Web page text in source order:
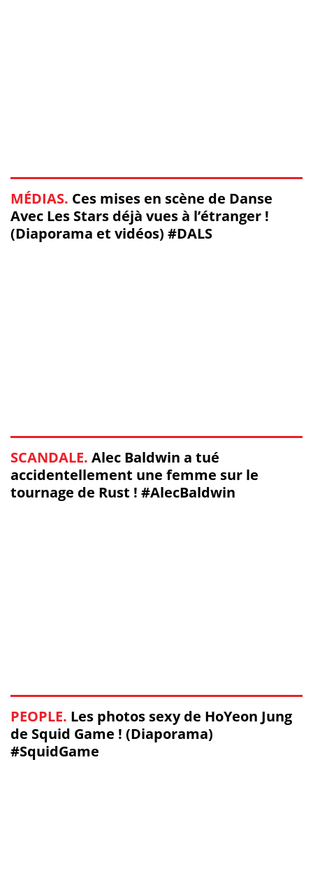
MÉDIAS. Ces mises en scène de Danse
Avec Les Stars déjà vues à l’étranger !
(Diaporama et vidéos) #DALS
SCANDALE. Alec Baldwin a tué
accidentellement une femme sur le
tournage de Rust ! #AlecBaldwin
PEOPLE. Les photos sexy de HoYeon Jung
de Squid Game ! (Diaporama)
#SquidGame